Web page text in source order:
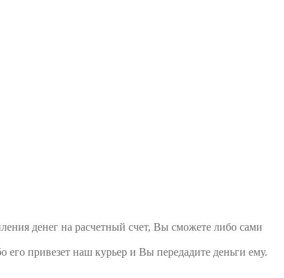
денег на расчетный счет, Вы сможете либо сами
привезет наш курьер и Вы передадите деньги ему.